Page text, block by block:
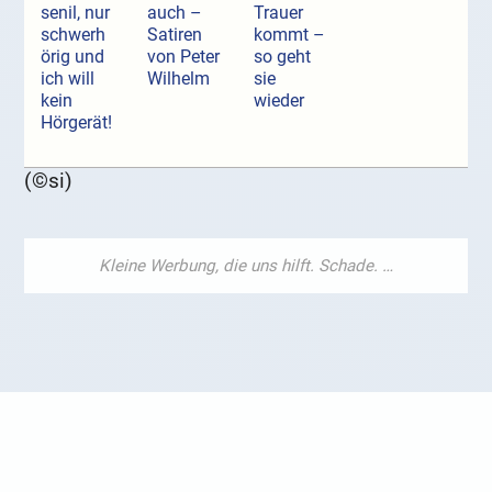
senil, nur
schwerh
örig und
ich will
kein
Hörgerät!
auch –
Satiren
von Peter
Wilhelm
Trauer
kommt –
so geht
sie
wieder
(©si)